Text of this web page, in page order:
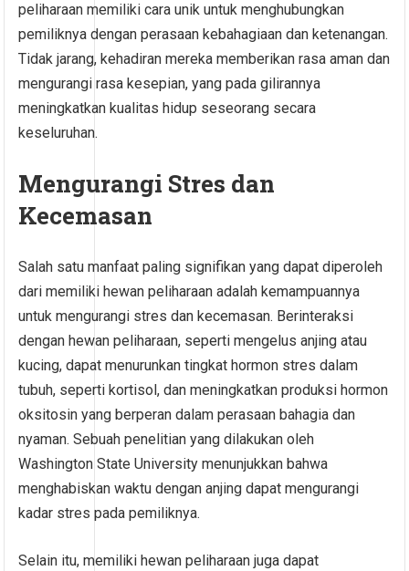
peliharaan memiliki cara unik untuk menghubungkan
pemiliknya dengan perasaan kebahagiaan dan ketenangan.
Tidak jarang, kehadiran mereka memberikan rasa aman dan
mengurangi rasa kesepian, yang pada gilirannya
meningkatkan kualitas hidup seseorang secara
keseluruhan.
Mengurangi Stres dan
Kecemasan
Salah satu manfaat paling signifikan yang dapat diperoleh
dari memiliki hewan peliharaan adalah kemampuannya
untuk mengurangi stres dan kecemasan. Berinteraksi
dengan hewan peliharaan, seperti mengelus anjing atau
kucing, dapat menurunkan tingkat hormon stres dalam
tubuh, seperti kortisol, dan meningkatkan produksi hormon
oksitosin yang berperan dalam perasaan bahagia dan
nyaman. Sebuah penelitian yang dilakukan oleh
Washington State University menunjukkan bahwa
menghabiskan waktu dengan anjing dapat mengurangi
kadar stres pada pemiliknya.
Selain itu, memiliki hewan peliharaan juga dapat